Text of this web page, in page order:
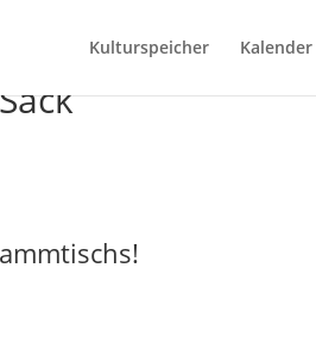
Kulturspeicher Kalender